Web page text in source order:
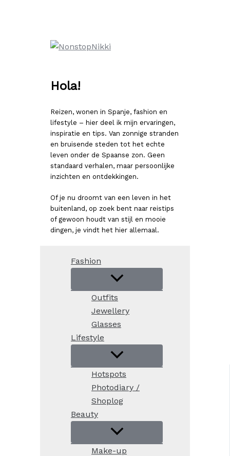
Hola!
Reizen, wonen in Spanje, fashion en
lifestyle – hier deel ik mijn ervaringen,
inspiratie en tips. Van zonnige stranden
en bruisende steden tot het echte
leven onder de Spaanse zon. Geen
standaard verhalen, maar persoonlijke
inzichten en ontdekkingen.
Of je nu droomt van een leven in het
buitenland, op zoek bent naar reistips
of gewoon houdt van stijl en mooie
dingen, je vindt het hier allemaal.
Fashion
Outfits
Jewellery
Glasses
Lifestyle
Hotspots
Photodiary /
Shoplog
Beauty
Make-up